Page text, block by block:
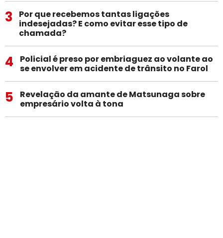
3
Por que recebemos tantas ligações
indesejadas? E como evitar esse tipo de
chamada?
4
Policial é preso por embriaguez ao volante ao
se envolver em acidente de trânsito no Farol
5
Revelação da amante de Matsunaga sobre
empresário volta à tona